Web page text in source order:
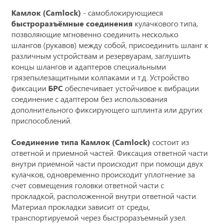
Камлок (Camlock) - самоблокирующиеся
быстроразъёмные соединения кулачкового типа,
позволяющие мгновенно соединить несколько
шлангов (рукавов) между собой, присоединить шланг к
различным устройствам и резервуарам, заглушить
концы шлангов и адаптеров специальными
грязепылезащитными колпаками и т.д. Устройство
фиксации БРСобеспечивает устойчивое к вибрации
соединение с адаптером без использования
дополнительного фиксирующего шплинта или других
приспособлений.
Соединение типа Камлок (Camlock) состоит из
ответной и приемной частей. Фиксация ответной части
внутри приемной части происходит при помощи двух
кулачков, одновременно происходит уплотнение за
счет совмещения головки ответной части с
прокладкой, расположенной внутри ответной части.
Материал прокладки зависит от среды,
транспортируемой через быстроразъемный узел.